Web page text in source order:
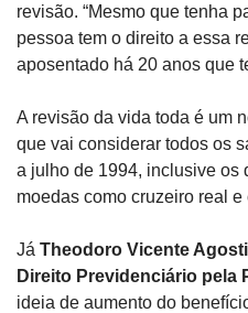
revisão. “Mesmo que tenha
pessoa tem o direito a essa
aposentado há 20 anos que
A revisão da vida toda é um
que vai considerar todos os
a julho de 1994, inclusive os
moedas como cruzeiro real
Já Theodoro Vicente
Direito Previdenciário pela
ideia de aumento do